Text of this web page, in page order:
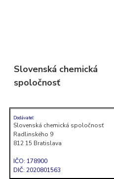
Enter)Slovenská chemická
spoločnosť
Dodávateľ:
Slovenská chemická spoločnosť
Radlinského 9
812 15 Bratislava
IČO: 178900
DIČ: 2020801563